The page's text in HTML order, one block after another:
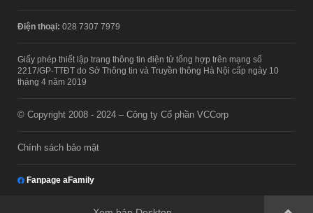
Điện thoại: 028 7307 7979
Giấy phép thiết lập trang thông tin điện tử tổng hợp trên mạng số
2217/GP-TTĐT do Sở Thông tin và Truyền thông Hà Nội cấp ngày 10
tháng 4 năm 2019
© Copyright 2008 - 2024 – Công ty Cổ phần VCCorp
Chính sách bảo mật
Fanpage aFamily